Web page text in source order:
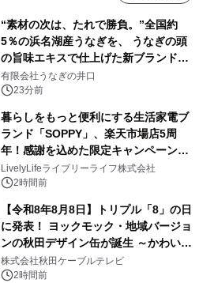
“素材の次は、たれで勝負。”全国約
5％の浜名湖産うなぎを、 うなぎの頭
の旨味エキスで仕上げた新ブランド
「井口の誉」誕生
有限会社うなぎの井口
23分前
暮らしをもっと便利にする生活家電ブ
ランド「SOPPY」、楽天市場店5周
年！感謝を込めた限定キャンペーンを
8月10日より開催
LivelyLifeライブリーライフ株式会社
2時間前
【令和8年8月8日】トリプル「8」の日
に発表！ ヨックモック・地域バージョ
ンの秋田デザイン缶が誕生 ～かわいい
秋田犬の子犬と秋田の四季と名所を巡
るパッケージ～ 9月1日(火)秋田県内で
株式会社秋田ケーブルテレビ
2時間前